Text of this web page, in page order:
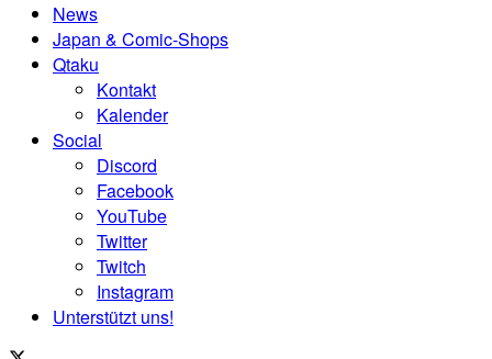
News
Japan & Comic-Shops
Qtaku
Kontakt
Kalender
Social
Discord
Facebook
YouTube
Twitter
Twitch
Instagram
Unterstützt uns!